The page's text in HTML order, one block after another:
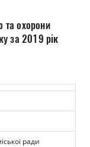
та охорони
за 2019 рік
ради